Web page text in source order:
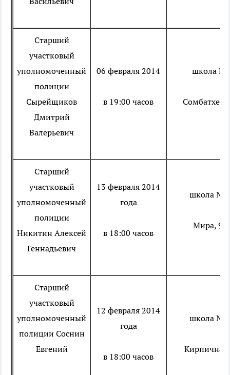
Старший
участковый
уполномоченный
полиции
Сырейщиков
Дмитрий
Валерьевич
06 февраля 2014
в 19:00 часов
школа №
Сомбатхей,
Старший
участковый
уполномоченный
полиции
Никитин Алексей
Геннадьевич
13 февраля 2014
года
в 18:00 часов
школа №
Мира,
Старший
участковый
уполномоченный
полиции Соснин
Евгений
12 февраля 2014
года
в 18:00 часов
школа №